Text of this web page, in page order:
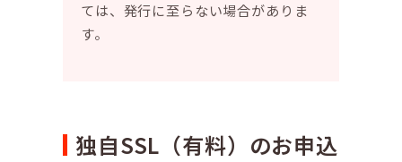
ては、発行に至らない場合がありま
す。
独自SSL（有料）のお申込